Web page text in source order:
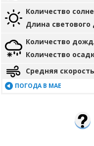
Количество
Длина светового
Количество
Количество
Средняя
ПОГОДА В МАЕ